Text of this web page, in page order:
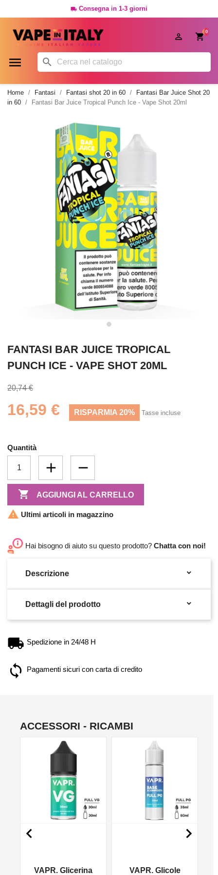
 Consegna in 1-3 giorni
0

 
Home Fantasi Fantasi shot 20 in 60
Fantasi Bar Juice Shot 20
in 60
Fantasi Bar Juice Tropical Punch Ice - Vape Shot 20ml
FANTASI BAR JUICE TROPICAL
PUNCH ICE - VAPE SHOT 20ML
20,74 €
16,59 € RISPARMIA 20% Tasse incluse
Quantità
 AGGIUNGI AL CARRELLO
 Ultimi articoli in magazzino
Hai bisogno di aiuto su questo prodotto? Chatta con noi!
Descrizione 
Dettagli del prodotto 
Spedizione in 24/48 H
Pagamenti sicuri con carta di credito
ACCESSORI - RICAMBI
VAPR. Glicerina VAPR. Glicole
 